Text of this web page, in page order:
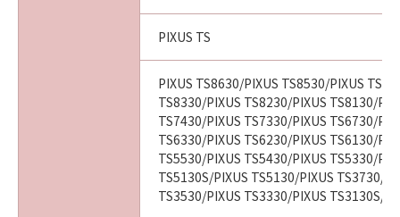
PIXUS TS
PIXUS TS8630/PIXUS TS8530/PIXUS
TS8330/PIXUS TS8230/PIXUS TS8130/
TS7430/PIXUS TS7330/PIXUS TS6730/
TS6330/PIXUS TS6230/PIXUS TS6130/
TS5530/PIXUS TS5430/PIXUS TS5330/
TS5130S/PIXUS TS5130/PIXUS TS3730/
TS3530/PIXUS TS3330/PIXUS TS3130S/